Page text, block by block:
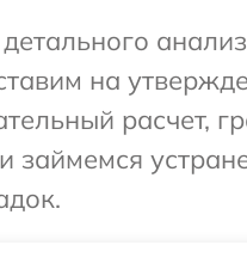
на
расчет,
займемся